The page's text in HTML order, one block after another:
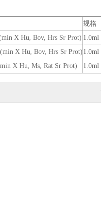
规格
X Hu, Bov, Hrs Sr Prot) 1.0ml
X Hu, Bov, Hrs Sr Prot) 1.0ml
X Hu, Ms, Rat Sr Prot) 1.0ml